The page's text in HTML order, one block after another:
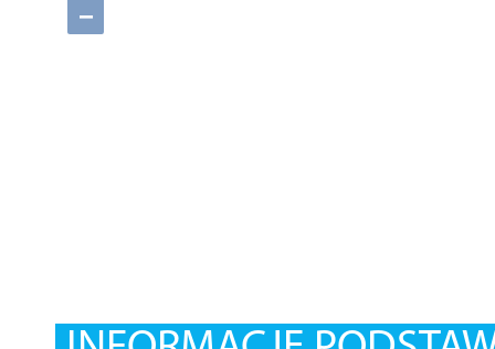
−